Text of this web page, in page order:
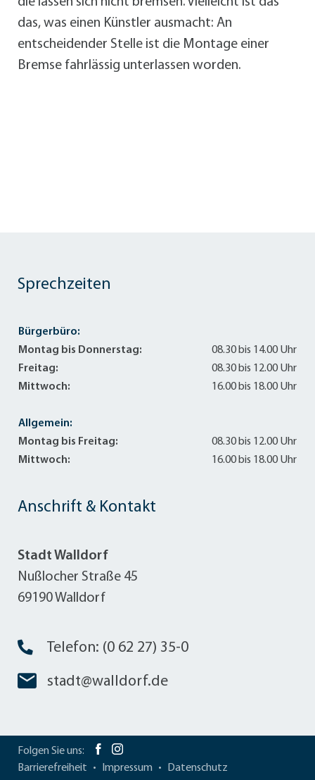
das, was einen Künstler ausmacht: An
entscheidender Stelle ist die Montage einer
Bremse fahrlässig unterlassen worden.
Anschrift & Kontakt
Stadt Walldorf
Nußlocher Straße 45
69190 Walldorf
Telefon: (0 62 27) 35-0
stadt@walldorf.de
Sprechzeiten
Bürgerbüro:
Montag bis Donnerstag:
08.30 bis 14.00 Uhr
Freitag:
08.30 bis 12.00 Uhr
Mittwoch:
16.00 bis 18.00 Uhr
Allgemein:
Montag bis Freitag:
08.30 bis 12.00 Uhr
Mittwoch:
16.00 bis 18.00 Uhr
Folgen Sie uns:
Barrierefreiheit
Impressum Datenschutz